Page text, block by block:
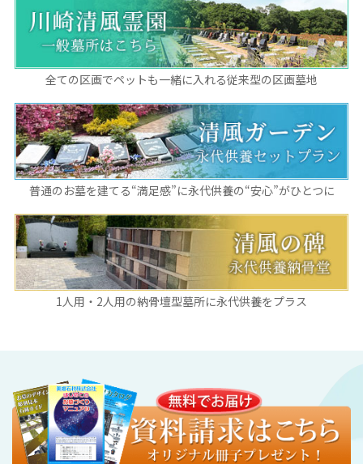
全ての区画でペットも一緒に入れる従来型の区画墓地
普通のお墓を建てる“満足感”に永代供養の“安心”がひとつに
1人用・2人用の納骨壇型墓所に永代供養をプラス